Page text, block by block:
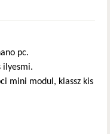
pc.
ilyesmi.
mini modul, klassz kis